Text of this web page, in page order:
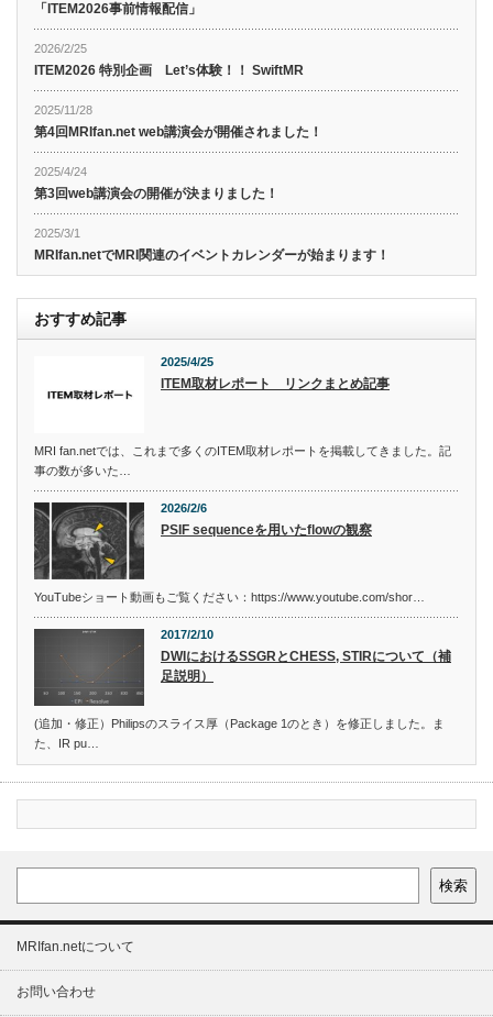
「ITEM2026事前情報配信」
2026/2/25
ITEM2026 特別企画 Let’s体験！！ SwiftMR
2025/11/28
第4回MRIfan.net web講演会が開催されました！
2025/4/24
第3回web講演会の開催が決まりました！
2025/3/1
MRIfan.netでMRI関連のイベントカレンダーが始まります！
おすすめ記事
2025/4/25
ITEM取材レポート リンクまとめ記事
MRI fan.netでは、これまで多くのITEM取材レポートを掲載してきました。記
事の数が多いた…
2026/2/6
PSIF sequenceを用いたflowの観察
YouTubeショート動画もご覧ください：https://www.youtube.com/shor…
2017/2/10
DWIにおけるSSGRとCHESS, STIRについて（補
足説明）
(追加・修正）Philipsのスライス厚（Package 1のとき）を修正しました。ま
た、IR pu…
検索
MRIfan.netについて
お問い合わせ